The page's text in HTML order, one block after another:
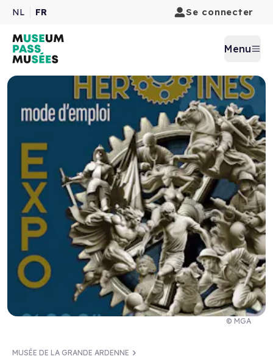
NL FR Se connecter
Menu
© MGA
MUSÉE DE LA GRANDE ARDENNE